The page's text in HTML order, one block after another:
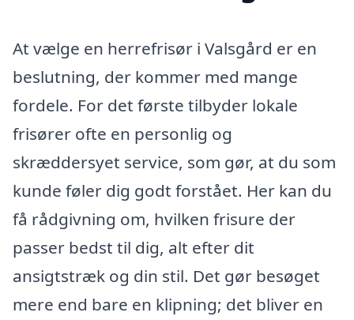
At vælge en herrefrisør i Valsgård er en
beslutning, der kommer med mange
fordele. For det første tilbyder lokale
frisører ofte en personlig og
skræddersyet service, som gør, at du som
kunde føler dig godt forstået. Her kan du
få rådgivning om, hvilken frisure der
passer bedst til dig, alt efter dit
ansigtstræk og din stil. Det gør besøget
mere end bare en klipning; det bliver en